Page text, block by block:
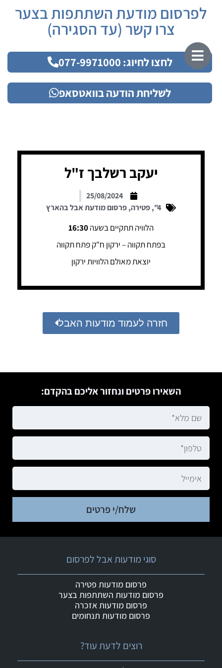
לפרסום מודעת השתתפות בצער
צרו קשר (עד הסגירה)
לחצו לחיוג: 077-9971000
לשליחת הודעה בוואטסאפ
יעקב רשלבך ז"ל
25/08/2024
4"
,פטירה,פרסום מודעת אבל בהארץ
הלוויה תתקיים בשעה16:30
בפתח תקווה – ירקון ח"ק פתח תקווה
יוצאת מאולם הלוויות ירקון
חזרה לעמוד מודעות האבל
השאירו פרטים ונחזור אליכם בהקדם:
שלח/י פרטים
רוצים לדעת עוד?
סוגי מודעות אבל לפרסום
פרסום מודעות פטירה
פרסום מודעות השתתפות בצער
פרסום מודעות אזכרה
פרסום מודעות תנחומים